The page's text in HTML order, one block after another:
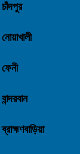
চাঁদপুর
নোয়াখালী
ফেনী
বান্দরবান
ব্রাহ্মণবাড়িয়া